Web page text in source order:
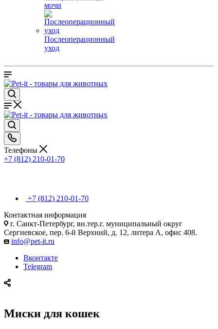
мочи
Послеоперационный
уход
Телефоны
+7 (812) 210-01-70
+7 (812) 210-01-70
Контактная информация
г. Санкт-Петербург, вн.тер.г. муниципальный округ
Сергиевское, пер. 6-й Верхний, д. 12, литера А, офис 408.
info@pet-it.ru
Вконтакте
Telegram
Миски для кошек